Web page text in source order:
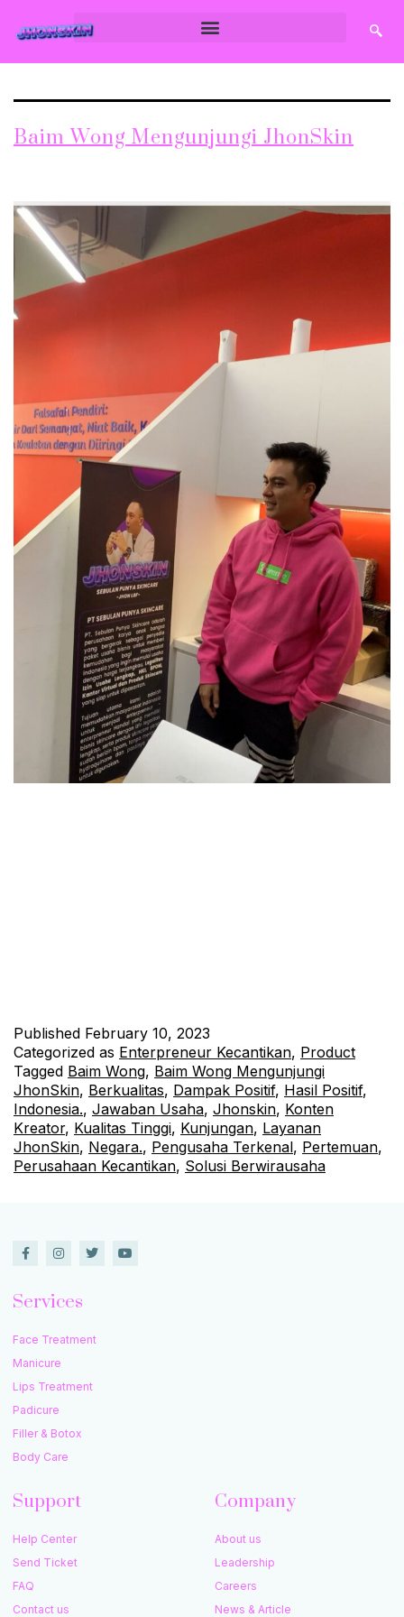
JhonSkin
Baim Wong Mengunjungi JhonSkin
Published February 10, 2023
Categorized as Enterpreneur Kecantikan, Product
Tagged Baim Wong, Baim Wong Mengunjungi
JhonSkin, Berkualitas, Dampak Positif, Hasil Positif,
Indonesia., Jawaban Usaha, Jhonskin, Konten
Kreator, Kualitas Tinggi, Kunjungan, Layanan
JhonSkin, Negara., Pengusaha Terkenal, Pertemuan,
Perusahaan Kecantikan, Solusi Berwirausaha
Services
Face Treatment
Manicure
Lips Treatment
Padicure
Filler & Botox
Body Care
Support
Help Center
Send Ticket
FAQ
Contact us
Company
About us
Leadership
Careers
News & Article